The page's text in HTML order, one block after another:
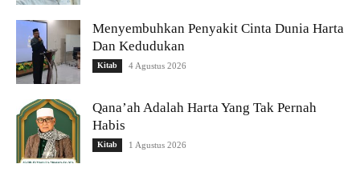
Menyembuhkan Penyakit Cinta Dunia Harta
Dan Kedudukan
Kitab 4 Agustus 2026
Qana’ah Adalah Harta Yang Tak Pernah
Habis
Kitab 1 Agustus 2026